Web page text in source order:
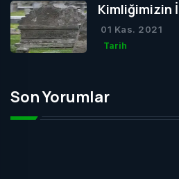
Kimliğimizin
Mezar Taşları
01 Kas. 2021
Tarih
Son Yorumlar